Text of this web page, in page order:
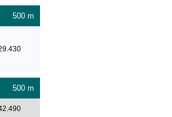
500 m
500 m